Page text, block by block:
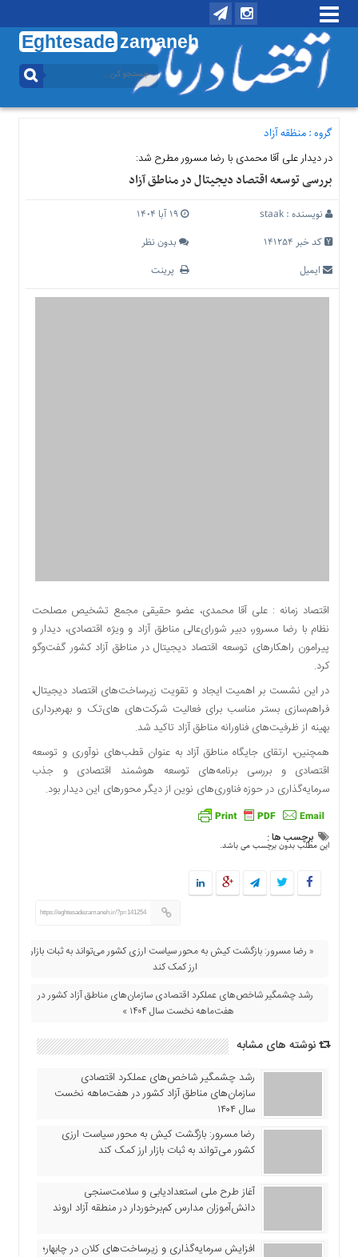
Eghtesade zamaneh
منوی
تماس
درباره
منوی
خانه
اقتصادی
اجتماعی
معدن
نفت
فناوری
منظقه
دسترسی
سریع
تماس
پلیس،امنیت
سایت
چند
گروه :منظقه آزاد
در دیدار علی آقا محمدی با رضا مسرور مطرح شد:
بررسی توسعه اقتصاد دیجیتال در مناطق آزاد
نویسنده :staak
۱۹ آبا ۱۴۰۴
کد خبر 141254
بدون نظر
ایمیل
پرینت
اقتصاد زمانه : علی آقا محمدی، عضو حقیقی مجمع تشخیص مصلحت
نظام با رضا مسرور، دبیر شورای‌عالی مناطق آزاد و ویژه اقتصادی، دیدار و
پیرامون راهکارهای توسعه اقتصاد دیجیتال در مناطق آزاد کشور گفت‌وگو
کرد.
در این نشست بر اهمیت ایجاد و تقویت زیرساخت‌های اقتصاد دیجیتال،
فراهم‌سازی بستر مناسب برای فعالیت شرکت‌های های‌تک و بهره‌برداری
بهینه از ظرفیت‌های فناورانه مناطق آزاد تاکید شد.
همچنین، ارتقای جایگاه مناطق آزاد به عنوان قطب‌های نوآوری و توسعه
اقتصادی و بررسی برنامه‌های توسعه هوشمند اقتصادی و جذب
سرمایه‌گذاری در حوزه فناوری‌های نوین از دیگر محورهای این دیدار بود.
برچسب ها :
این مطلب بدون برچسب می باشد.
https://eghtesadezamaneh.ir/?p=141254
« رضا مسرور: بازگشت کیش به محور سیاست ارزی کشور می‌تواند به ثبات بازار
ارز کمک کند
رشد چشمگیر شاخص‌های عملکرد اقتصادی سازمان‌های مناطق آزاد کشور در
هفت‌ماهه نخست سال ۱۴۰۴ »
نوشته های مشابه
رشد چشمگیر شاخص‌های عملکرد اقتصادی
سازمان‌های مناطق آزاد کشور در هفت‌ماهه نخست
سال ۱۴۰۴
رضا مسرور: بازگشت کیش به محور سیاست ارزی
کشور می‌تواند به ثبات بازار ارز کمک کند
آغاز طرح ملی استعدادیابی و سلامت‌سنجی
دانش‌آموزان مدارس کم‌برخوردار در منطقه آزاد اروند
افزایش سرمایه‌گذاری و زیرساخت‌های کلان در چابهار؛